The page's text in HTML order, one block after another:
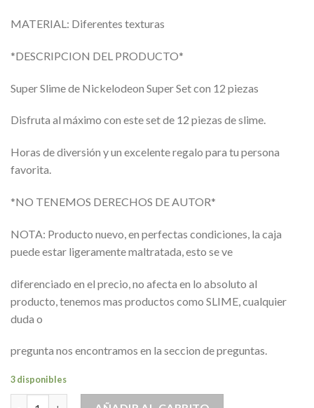
MATERIAL: Diferentes texturas
*DESCRIPCION DEL PRODUCTO*
Super Slime de Nickelodeon Super Set con 12 piezas
Disfruta al máximo con este set de 12 piezas de slime.
Horas de diversión y un excelente regalo para tu persona
favorita.
*NO TENEMOS DERECHOS DE AUTOR*
NOTA: Producto nuevo, en perfectas condiciones, la caja
puede estar ligeramente maltratada, esto se ve
diferenciado en el precio, no afecta en lo absoluto al
producto, tenemos mas productos como SLIME, cualquier
duda o
pregunta nos encontramos en la seccion de preguntas.
3 disponibles
Super Set Slime Masas Nickelodeon Diferentes Colores Mega